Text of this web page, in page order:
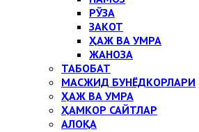
РЎЗА
ЗАКОТ
ҲАЖ ВА УМРА
ЖАНОЗА
ТАБОБАТ
МАСЖИД БУНЁДКОРЛАРИ
ҲАЖ ВА УМРА
ҲАМКОР САЙТЛАР
АЛОҚА